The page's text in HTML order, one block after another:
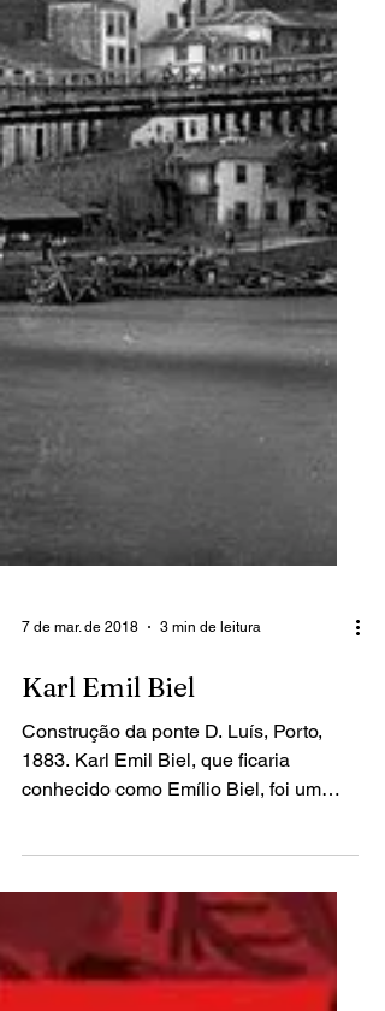
7 de mar. de 2018 3 min de leitura
Karl Emil Biel
Construção da ponte D. Luís, Porto,
1883. Karl Emil Biel, que ficaria
conhecido como Emílio Biel, foi um
negociante, editor e fotógrafo...